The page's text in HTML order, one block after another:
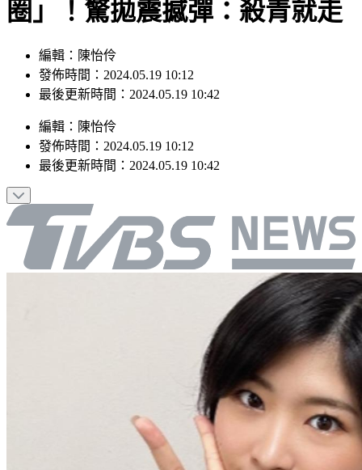
圈」！驚拋震撼彈：殺青就走
編輯：陳怡伶
發佈時間：2024.05.19 10:12
最後更新時間：2024.05.19 10:42
編輯 ： 陳怡伶
發佈時間： 2024.05.19 10:12
最後更新時間： 2024.05.19 10:42